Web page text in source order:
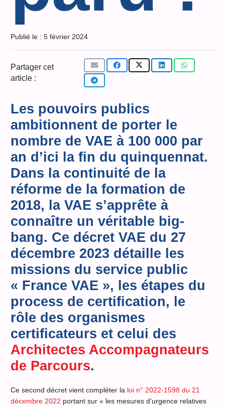
Publié le : 5 février 2024
Partager cet
article :
Les pouvoirs publics
ambitionnent de porter le
nombre de VAE à 100 000 par
an d’ici la fin du quinquennat.
Dans la continuité de la
réforme de la formation de
2018, la VAE s’apprête à
connaître un véritable big-
bang. Ce décret VAE du 27
décembre 2023 détaille les
missions du service public
« France VAE », les étapes du
process de certification, le
rôle des organismes
certificateurs et celui des
Architectes Accompagnateurs
de Parcours.
Ce second décret vient compléter la loi n° 2022-1598 du 21
décembre 2022 portant sur « les mesures d’urgence relatives